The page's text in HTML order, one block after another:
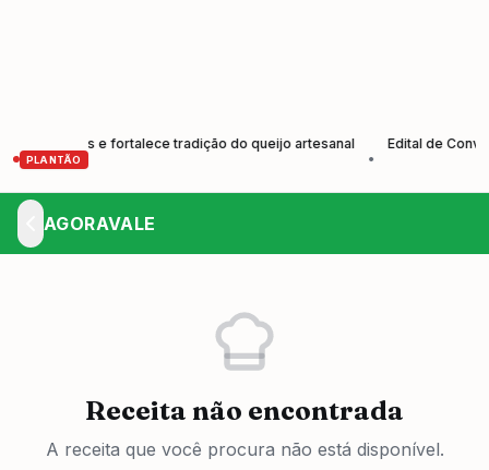
PLANTÃO
e fortalece tradição do queijo artesanal
Edital de
AGORAVALE
Receita não encontrada
A receita que você procura não está disponível.